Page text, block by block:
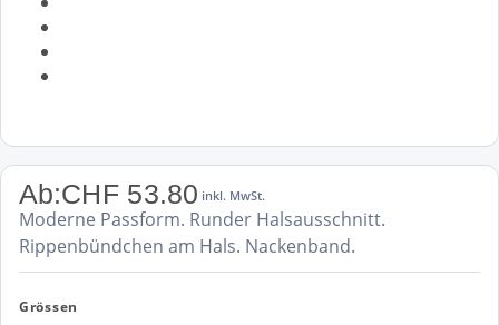
Ab:CHF53.80 inkl. MwSt.
Moderne Passform. Runder Halsausschnitt.
Rippenbündchen am Hals. Nackenband.
Grössen